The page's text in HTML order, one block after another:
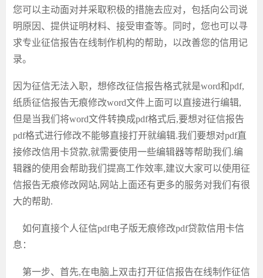
您可以主动面对并采取积极的措施去应对，包括向公司说
明原因、提供证明材料、接受审查等。同时，您也可以寻
求专业征信报告在线制作机构的帮助，以改善您的信用记
录。
因为征信无法入职 ，想修改征信报告格式就是word和pdf,
纸质征信报告无痕修改word文件上面可以直接进行编辑,
但是当我们将word文件转换成pdf格式后,要想对征信报告
pdf格式进行修改不能够直接打开就编辑.我们要想对pdf直
接修改信用卡贷款,就需要使用一些编辑器等帮助我们.编
辑器的使用会帮助我们提高工作效率,建议大家可以使用征
信报告无痕修改网站,网站上面还有更多的服务对我们有很
大的帮助.
如何直接个人征信pdf电子版无痕修改pdf贷款信用卡信
息：
第一步、首先,在电脑上双击打开征信报告在线制作征信